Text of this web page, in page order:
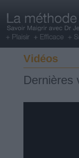
Vidéos
Dernières